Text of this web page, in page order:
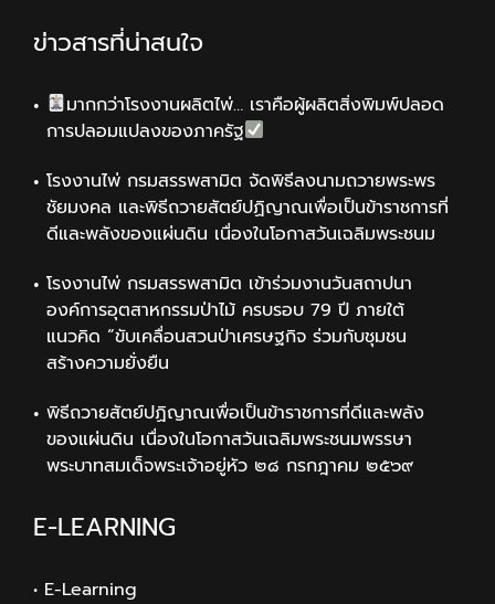
ข่าวสารที่น่าสนใจ
มากกว่าโรงงานผลิตไพ่… เราคือผู้ผลิตสิ่งพิมพ์ปลอด
การปลอมแปลงของภาครัฐ
โรงงานไพ่ กรมสรรพสามิต จัดพิธีลงนามถวายพระพร
ชัยมงคล และพิธีถวายสัตย์ปฏิญาณเพื่อเป็นข้าราชการที่
ดีและพลังของแผ่นดิน เนื่องในโอกาสวันเฉลิมพระชนม
โรงงานไพ่ กรมสรรพสามิต เข้าร่วมงานวันสถาปนา
องค์การอุตสาหกรรมป่าไม้ ครบรอบ 79 ปี ภายใต้
แนวคิด “ขับเคลื่อนสวนป่าเศรษฐกิจ ร่วมกับชุมชน
สร้างความยั่งยืน
พิธีถวายสัตย์ปฏิญาณเพื่อเป็นข้าราชการที่ดีและพลัง
ของแผ่นดิน เนื่องในโอกาสวันเฉลิมพระชนมพรรษา
พระบาทสมเด็จพระเจ้าอยู่หัว ๒๘ กรกฎาคม ๒๕๖๙
E-LEARNING
• E-Learning